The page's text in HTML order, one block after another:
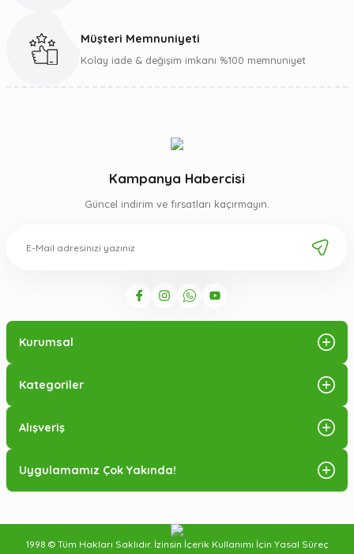
Gönder
Müşteri Memnuniyeti
Kolay iade & değişim imkanı %100 memnuniyet
Kampanya Habercisi
Güncel indirim ve fırsatları kaçırmayın.
Kurumsal
Kategoriler
Alışveriş
Uygulamamız Çok Yakında!
1998 © Tüm Hakları Saklıdır. İzinsin İçerik Kullanımı İçin Yasal Süreç